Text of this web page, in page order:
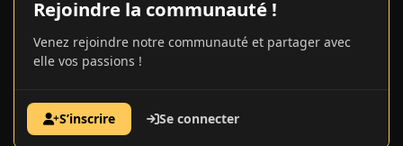
Rejoindre la communauté !
Venez rejoindre notre communauté et partager avec
elle vos passions !
S’inscrire Se connecter